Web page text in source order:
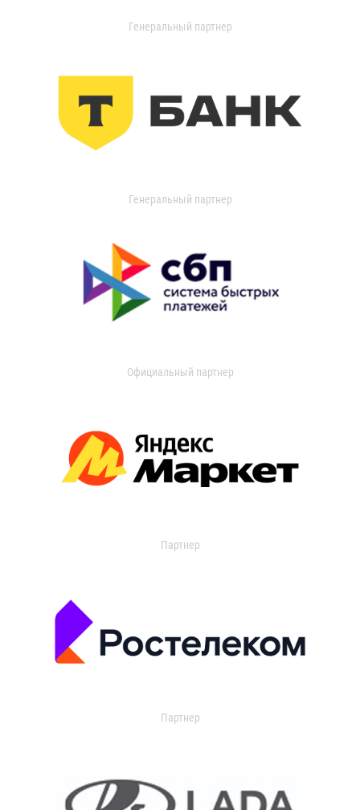
Генеральный партнер
Генеральный партнер
Официальный партнер
Партнер
Партнер